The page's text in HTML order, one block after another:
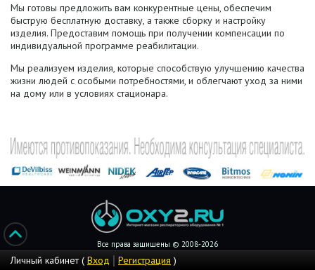
Мы готовы предложить вам конкурентные цены, обеспечим
быструю бесплатную доставку, а также сборку и настройку
изделия. Предоставим помощь при получении компенсации по
индивидуальной программе реабилитации.
Мы реализуем изделия, которые способствую улучшению качества
жизни людей с особыми потребностями, и облегчают уход за ними
на дому или в условиях стационара.
Все права защищены © 2008-2026
Личный кабинет ( Вход Регистрация )